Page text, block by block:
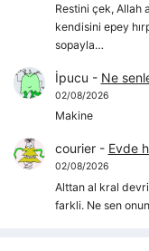
Restini çek, Allah
kendisini epey
sopayla…
İpucu - Ne
02/08/2026
Makine
courier- Evde
02/08/2026
Alttan al kral
farkli. Ne sen